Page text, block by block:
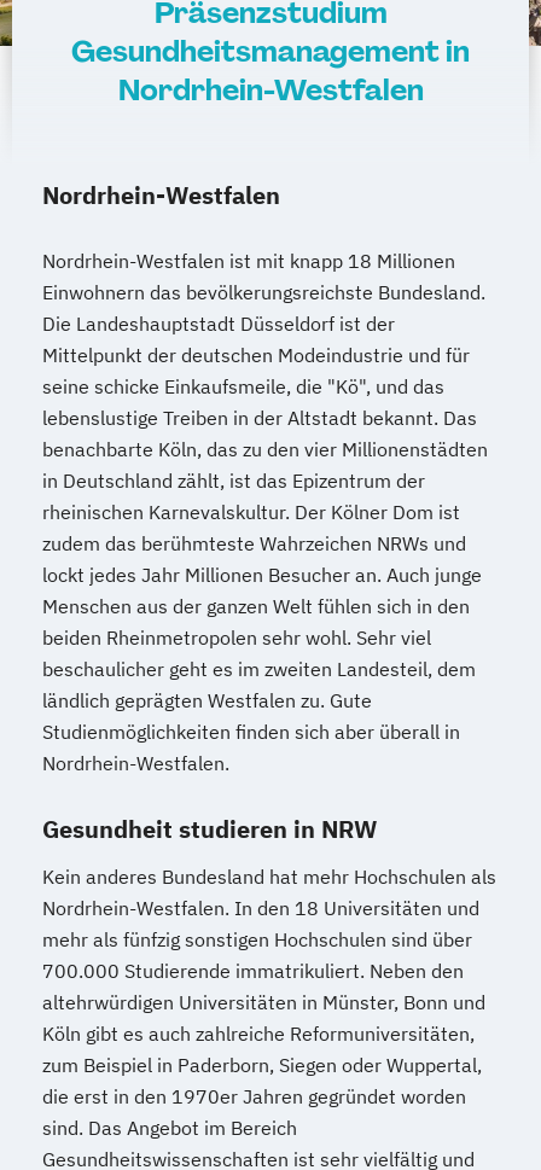
Präsenzstudium
Gesundheitsmanagement in
Nordrhein-Westfalen
Nordrhein-Westfalen
Nordrhein-Westfalen ist mit knapp 18 Millionen
Einwohnern das bevölkerungsreichste Bundesland.
Die Landeshauptstadt Düsseldorf ist der
Mittelpunkt der deutschen Modeindustrie und für
seine schicke Einkaufsmeile, die "Kö", und das
lebenslustige Treiben in der Altstadt bekannt. Das
benachbarte Köln, das zu den vier Millionenstädten
in Deutschland zählt, ist das Epizentrum der
rheinischen Karnevalskultur. Der Kölner Dom ist
zudem das berühmteste Wahrzeichen NRWs und
lockt jedes Jahr Millionen Besucher an. Auch junge
Menschen aus der ganzen Welt fühlen sich in den
beiden Rheinmetropolen sehr wohl. Sehr viel
beschaulicher geht es im zweiten Landesteil, dem
ländlich geprägten Westfalen zu. Gute
Studienmöglichkeiten finden sich aber überall in
Nordrhein-Westfalen.
Gesundheit studieren in NRW
Kein anderes Bundesland hat mehr Hochschulen als
Nordrhein-Westfalen. In den 18 Universitäten und
mehr als fünfzig sonstigen Hochschulen sind über
700.000 Studierende immatrikuliert. Neben den
altehrwürdigen Universitäten in Münster, Bonn und
Köln gibt es auch zahlreiche Reformuniversitäten,
zum Beispiel in Paderborn, Siegen oder Wuppertal,
die erst in den 1970er Jahren gegründet worden
sind. Das Angebot im Bereich
Gesundheitswissenschaften ist sehr vielfältig und